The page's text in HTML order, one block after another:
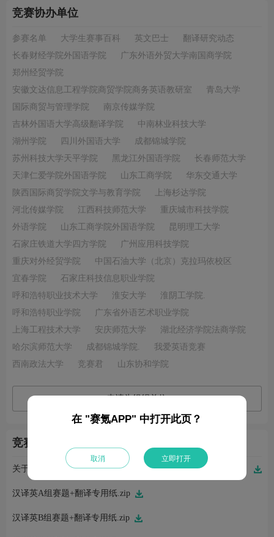
竞赛协办单位
参赛名单 大学生赛事百科 英文巴士
翻译研究动态
长春财经学院外国语学院
广东外语外贸大学南国商学院
郑州经贸学院
安徽文达信息工程学院商贸学院商务英语教研室
青岛大学
国际商贸与管理学院
南京传媒学院
吉林外国语大学高级翻译学院
中南林业科技大学
湖州学院
四川外国语大学
成都锦城学院
苏州科技大学天平学院
黑龙江外国语学院
长春师范大学
天津仁爱学院外国语学院
山东工商学院
华东交通大学
陕西国际商贸学院文学与教育学院
上海杉达学院
河北传媒学院
江西科技师范大学
重庆城市科技学院
外语学院
山东工商学院外国语学院
昆明理工大学
石家庄铁道大学四方学院
广州应用科技学院
重庆对外经贸学院
中国石油大学（北京）克拉玛依校区
宜春学院
石家庄科技信息职业学院
呼和浩特职业技术大学
淮安大学
淮阴工学院.
呼和浩特职业学院
广东省外语艺术职业学院
上海工程技术大学
安庆师范大学
湖北经济学院法商学院
哈尔滨师范大学
成都锦城学院.
我爱英语竞赛
西南政法大学
竞赛君 山东协和学院
申请为组织单位
竞赛附件（5）
汉译英A组赛题+翻译专用纸.zip
汉译英B组赛题+翻译专用纸.zip
在 "赛氪APP" 中打开此页？
取消 立即打开